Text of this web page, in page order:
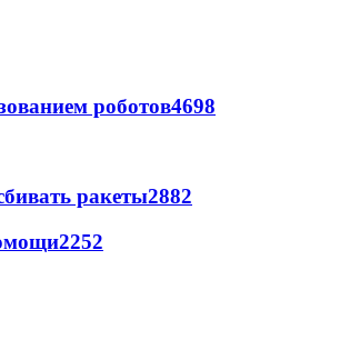
роботов4698
ракеты2882
2252